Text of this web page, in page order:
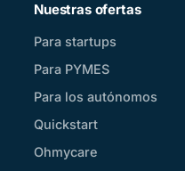
Nuestras ofertas
Para startups
Para PYMES
Para los autónomos
Quickstart
Ohmycare